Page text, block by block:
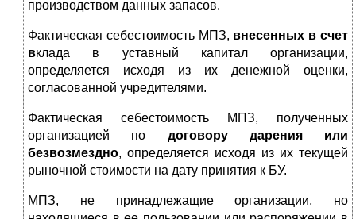
производством данных запасов.
Фактическая себестоимость МПЗ, внесенных в счет
вклада в уставный капитал организации,
определяется исходя из их денежной оценки,
согласованной учредителями.
Фактическая себестоимость МПЗ, полученных
организацией по договору дарения или
безвозмездно, определяется исходя из их текущей
рыночной стоимости на дату принятия к БУ.
МПЗ, не принадлежащие организации, но